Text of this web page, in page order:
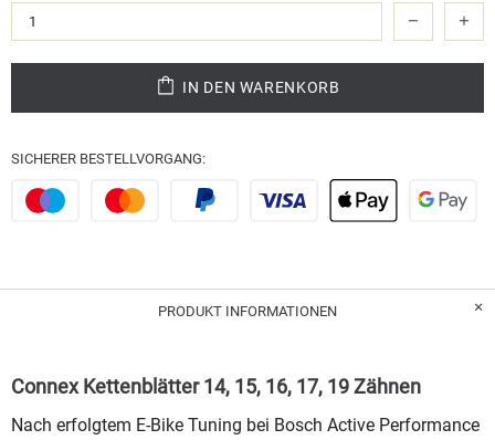
IN DEN WARENKORB
SICHERER BESTELLVORGANG:
PRODUKT INFORMATIONEN
Connex Kettenblätter 14, 15, 16, 17, 19 Zähnen
Nach erfolgtem E-Bike Tuning bei Bosch Active Performance